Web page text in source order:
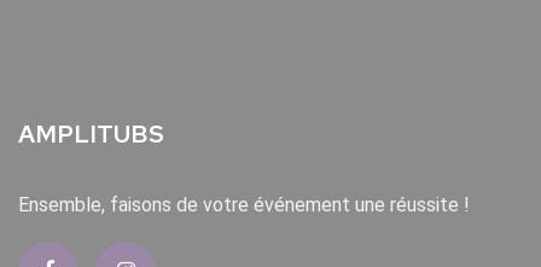
AMPLITUBS
Ensemble, faisons de votre événement une réussite !